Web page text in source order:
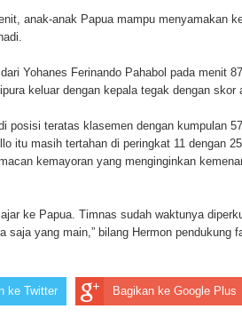
in Makassar
anak-anak Papua mampu menyamakan
Yohanes Ferinando Pahabol pada menit
keluar dengan kepala tegak dengan skor
posisi teratas klasemen dengan kumpulan
itu masih tertahan di peringkat 11 dengan
kemayoran yang menginginkan
ke Papua. Timnas sudah waktunya
saja yang main,” bilang Hermon pendukung
ke Twitter Bagikan ke Google Plus